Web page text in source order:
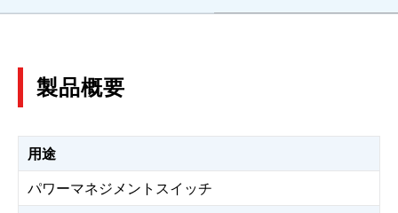
製品概要
用途
パワーマネジメントスイッチ